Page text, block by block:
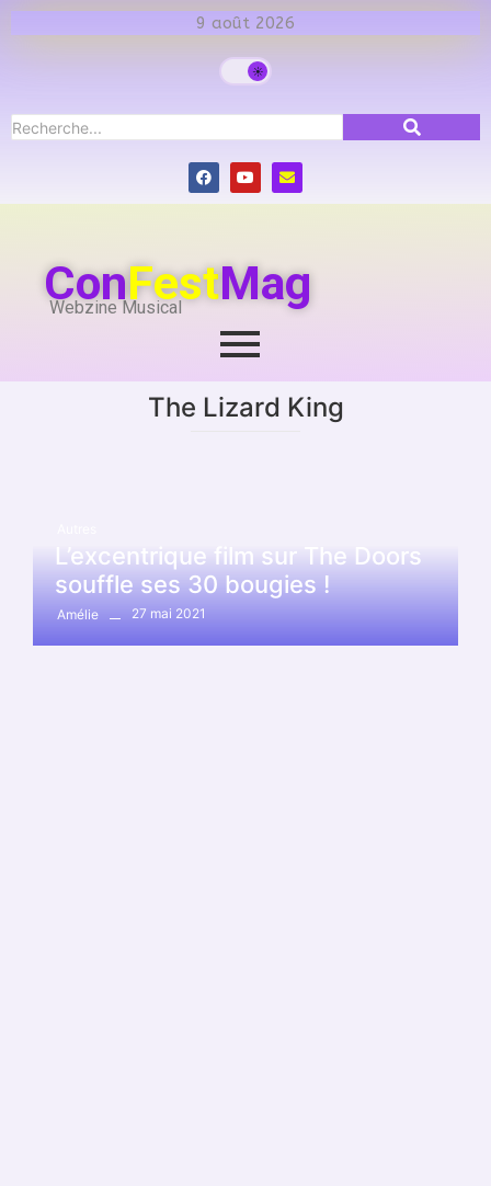
9 août 2026
ConFestMag
Webzine Musical
The Lizard King
L’excentrique film sur The Doors
souffle ses 30 bougies !
Amélie 27 mai 2021